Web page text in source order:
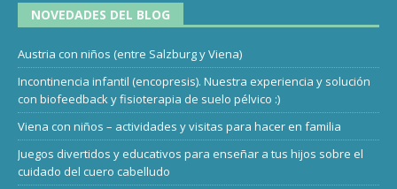
NOVEDADES DEL BLOG
Austria con niños (entre Salzburg y Viena)
Incontinencia infantil (encopresis). Nuestra experiencia y solución
con biofeedback y fisioterapia de suelo pélvico :)
Viena con niños – actividades y visitas para hacer en familia
Juegos divertidos y educativos para enseñar a tus hijos sobre el
cuidado del cuero cabelludo